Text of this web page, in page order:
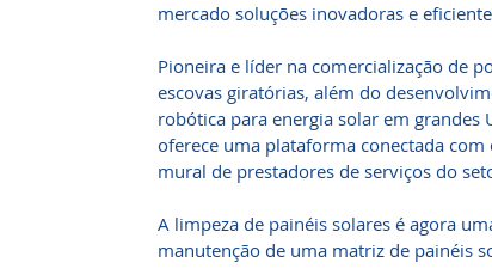
mercado soluções inovadoras e
Pioneira e líder na comercialização de
escovas giratórias, além do
robótica para energia solar em grandes
oferece uma plataforma conectada
mural de prestadores de serviços do
A limpeza de painéis solares é agora
manutenção de uma matriz de painéis